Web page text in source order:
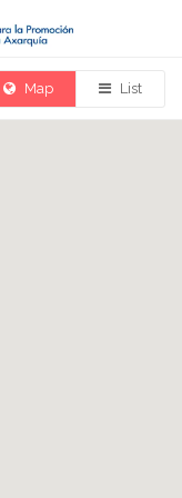
Map List